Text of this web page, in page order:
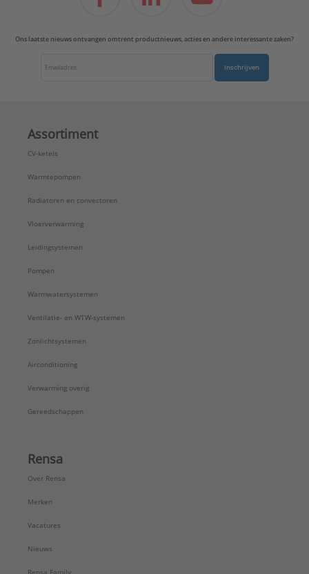
Ons laatste nieuws ontvangen omtrent productnieuws, acties en andere interessante zaken?
Inschrijven
Assortiment
CV-ketels
Warmtepompen
Radiatoren en convectoren
Vloerverwarming
Leidingsystemen
Pompen
Warmwatersystemen
Ventilatie- en WTW-systemen
Zonlichtsystemen
Airconditioning
Verwarming overig
Gereedschappen
Rensa
Over Rensa
Merken
Vacatures
Nieuws
Rensa Family